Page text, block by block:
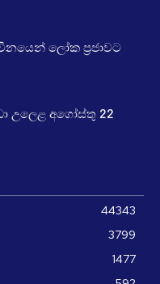
ලෝක ප්‍රජාවට
උලෙළ අගෝස්තු 22
44343
3799
1477